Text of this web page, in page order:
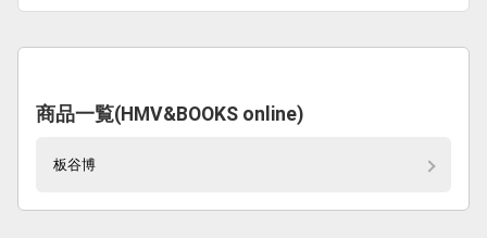
商品一覧(HMV&BOOKS online)
板谷博